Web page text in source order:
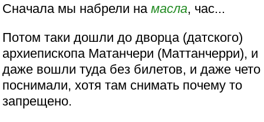
Сначала мы набрели намасла, час...
Потом таки дошли до дворца (датского)
архиепископа Матанчери (Маттанчерри), и
даже вошли туда без билетов, и даже чето
поснимали, хотя там снимать почему то
запрещено.